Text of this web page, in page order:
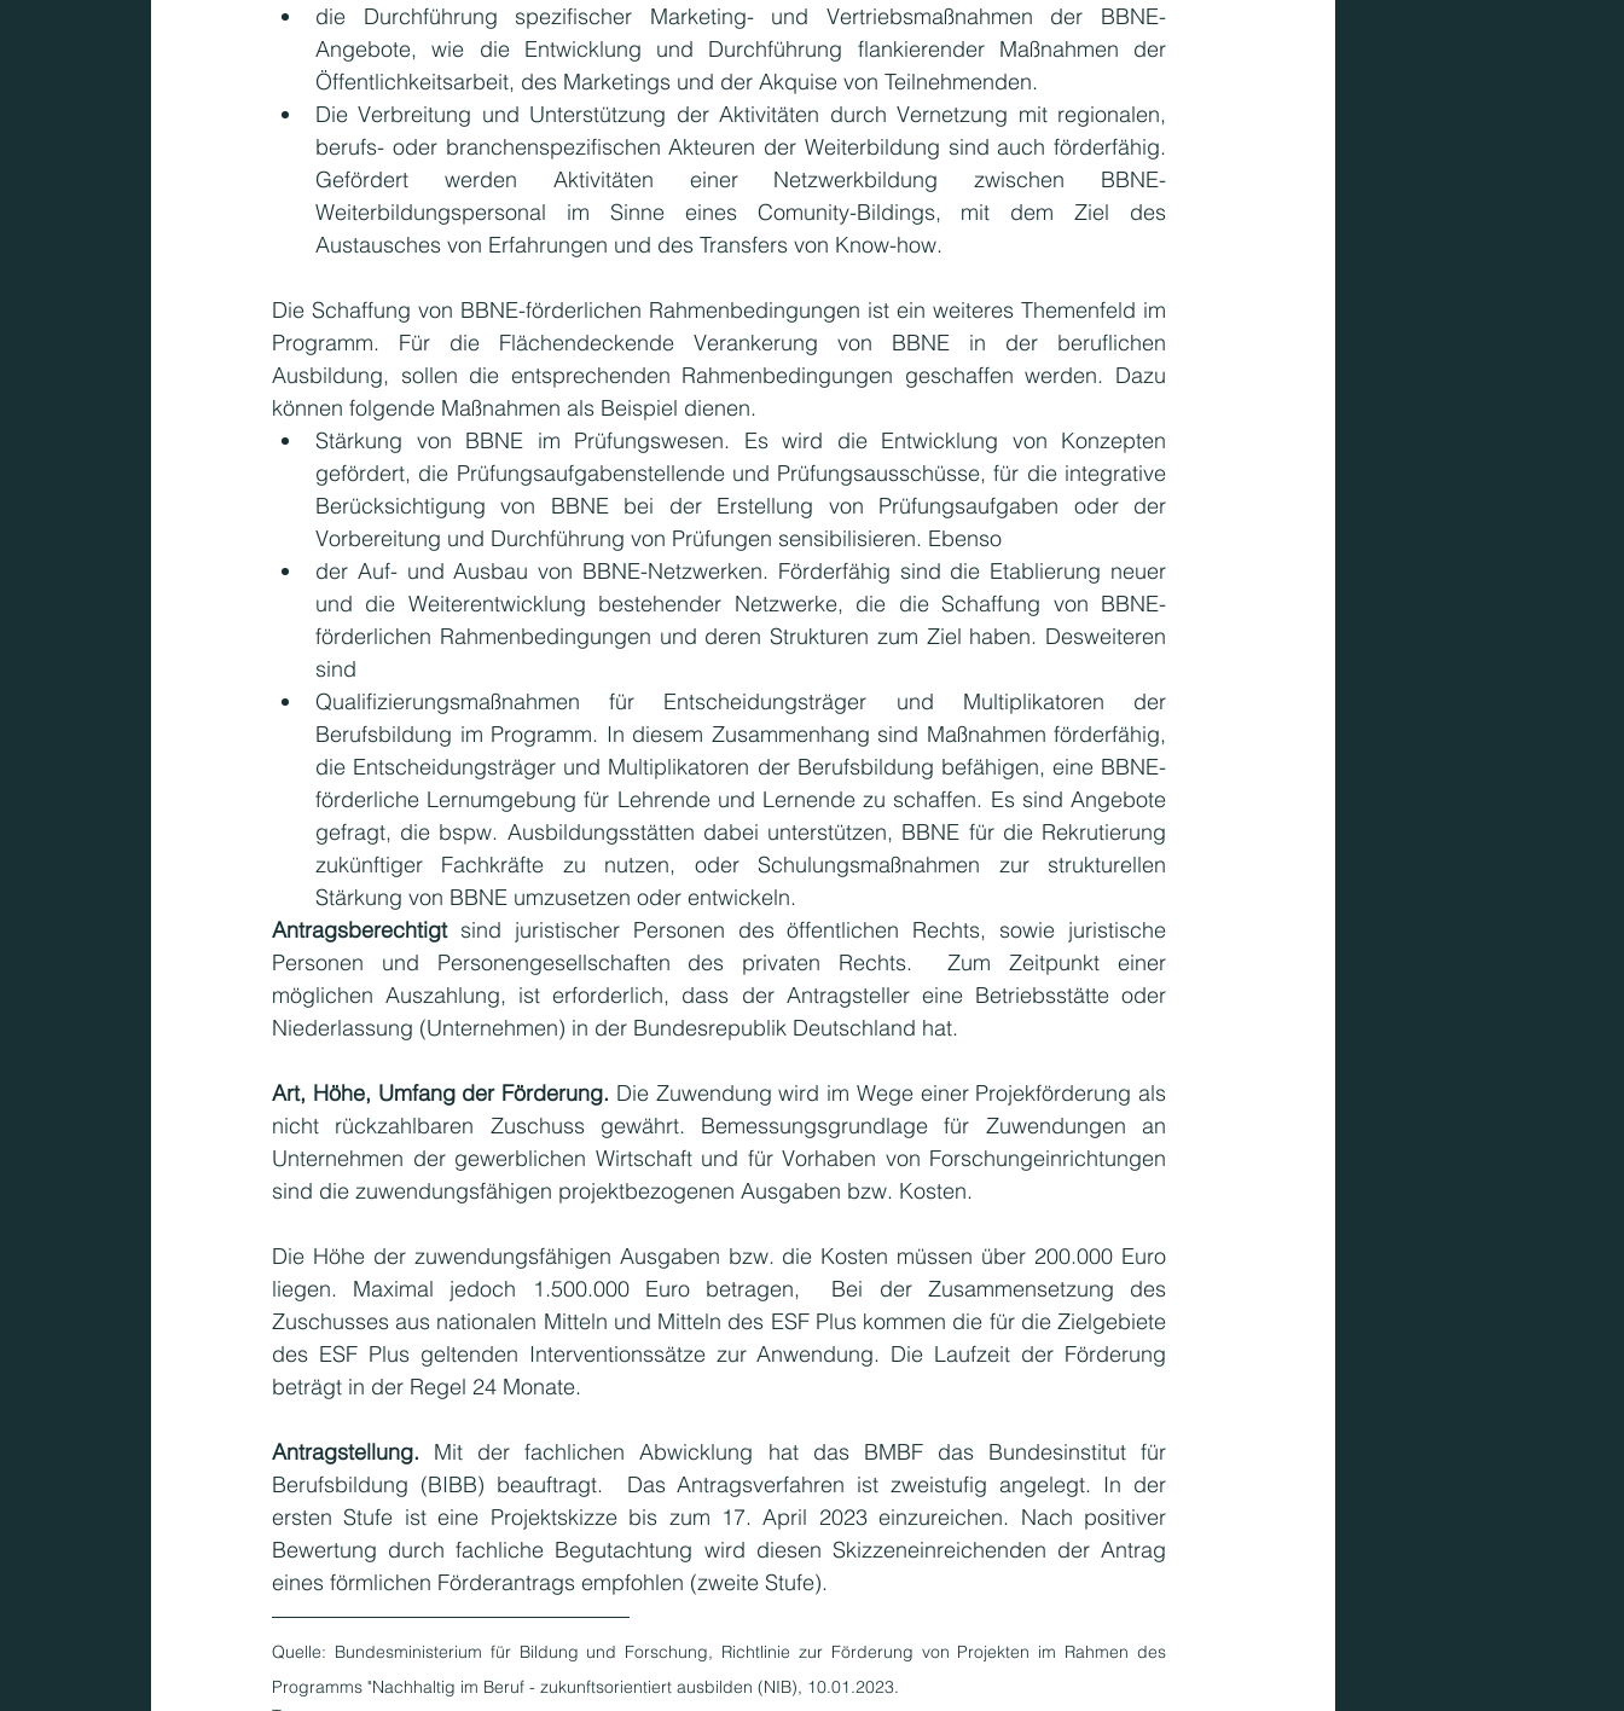
die Durchführung spezifischer Marketing- und Vertriebsmaßnahmen der BBNE-
Angebote, wie die Entwicklung und Durchführung flankierender Maßnahmen der
Öffentlichkeitsarbeit, des Marketings und der Akquise von Teilnehmenden.
Die Verbreitung und Unterstützung der Aktivitäten durch Vernetzung mit regionalen,
berufs- oder branchenspezifischen Akteuren der Weiterbildung sind auch förderfähig.
Gefördert werden Aktivitäten einer Netzwerkbildung zwischen BBNE-
Weiterbildungspersonal im Sinne eines Comunity-Bildings, mit dem Ziel des
Austausches von Erfahrungen und des Transfers von Know-how.
Die Schaffung von BBNE-förderlichen Rahmenbedingungen ist ein weiteres Themenfeld im
Programm. Für die Flächendeckende Verankerung von BBNE in der beruflichen
Ausbildung, sollen die entsprechenden Rahmenbedingungen geschaffen werden. Dazu
können folgende Maßnahmen als Beispiel dienen.
Stärkung von BBNE im Prüfungswesen. Es wird die Entwicklung von Konzepten
gefördert, die Prüfungsaufgabenstellende und Prüfungsausschüsse, für die integrative
Berücksichtigung von BBNE bei der Erstellung von Prüfungsaufgaben oder der
Vorbereitung und Durchführung von Prüfungen sensibilisieren. Ebenso
der Auf- und Ausbau von BBNE-Netzwerken. Förderfähig sind die Etablierung neuer
und die Weiterentwicklung bestehender Netzwerke, die die Schaffung von BBNE-
förderlichen Rahmenbedingungen und deren Strukturen zum Ziel haben. Desweiteren
sind
Qualifizierungsmaßnahmen für Entscheidungsträger und Multiplikatoren der
Berufsbildung im Programm. In diesem Zusammenhang sind Maßnahmen förderfähig,
die Entscheidungsträger und Multiplikatoren der Berufsbildung befähigen, eine BBNE-
förderliche Lernumgebung für Lehrende und Lernende zu schaffen. Es sind Angebote
gefragt, die bspw. Ausbildungsstätten dabei unterstützen, BBNE für die Rekrutierung
zukünftiger Fachkräfte zu nutzen, oder Schulungsmaßnahmen zur strukturellen
Stärkung von BBNE umzusetzen oder entwickeln.
Antragsberechtigt sind juristischer Personen des öffentlichen Rechts, sowie juristische
Personen und Personengesellschaften des privaten Rechts.  Zum Zeitpunkt einer
möglichen Auszahlung, ist erforderlich, dass der Antragsteller eine Betriebsstätte oder
Niederlassung (Unternehmen) in der Bundesrepublik Deutschland hat.
Art, Höhe, Umfang der Förderung. Die Zuwendung wird im Wege einer Projekförderung als
nicht rückzahlbaren Zuschuss gewährt. Bemessungsgrundlage für Zuwendungen an
Unternehmen der gewerblichen Wirtschaft und für Vorhaben von Forschungeinrichtungen
sind die zuwendungsfähigen projektbezogenen Ausgaben bzw. Kosten.
Die Höhe der zuwendungsfähigen Ausgaben bzw. die Kosten müssen über 200.000 Euro
liegen. Maximal jedoch 1.500.000 Euro betragen,  Bei der Zusammensetzung des
Zuschusses aus nationalen Mitteln und Mitteln des ESF Plus kommen die für die Zielgebiete
des ESF Plus geltenden Interventionssätze zur Anwendung. Die Laufzeit der Förderung
beträgt in der Regel 24 Monate.
Antragstellung. Mit der fachlichen Abwicklung hat das BMBF das Bundesinstitut für
Berufsbildung (BIBB) beauftragt.  Das Antragsverfahren ist zweistufig angelegt. In der
ersten Stufe ist eine Projektskizze bis zum 17. April 2023 einzureichen. Nach positiver
Bewertung durch fachliche Begutachtung wird diesen Skizzeneinreichenden der Antrag
eines förmlichen Förderantrags empfohlen (zweite Stufe).
Quelle: Bundesministerium für Bildung und Forschung, Richtlinie zur Förderung von Projekten im Rahmen des
Programms "Nachhaltig im Beruf - zukunftsorientiert ausbilden (NIB), 10.01.2023.